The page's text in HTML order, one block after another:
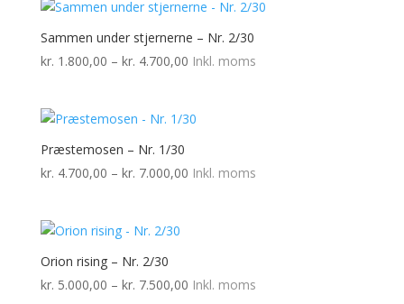
kr. 7.000,00
Sammen under stjernerne – Nr. 2/30
kr. 1.800,00 – kr. 4.700,00Prisinterval:
kr. 4.700,00
Inkl. moms
Præstemosen – Nr. 1/30
kr. 4.700,00 – kr. 7.000,00Prisinterval:
Inkl. moms
Orion rising – Nr. 2/30
kr. 5.000,00 – kr. 7.500,00Prisinterval:
Inkl. moms